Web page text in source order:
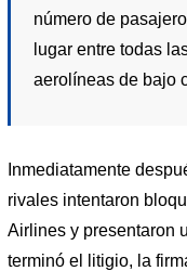
número de
lugar entre todas
aerolíneas de bajo
Inmediatamente
rivales intentaron
Airlines y presentaron
terminó el litigio, la